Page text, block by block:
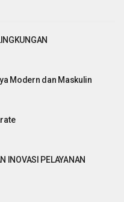
Modern dan Maskulin
INOVASI PELAYANAN